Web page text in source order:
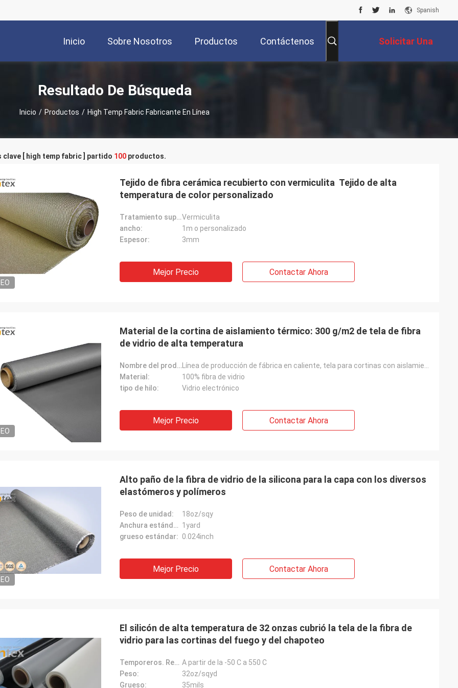
Spanish
Inicio Sobre Nosotros Productos Contáctenos Solicitar Una
Cotización
Resultado De Búsqueda
Inicio / Productos / High Temp Fabric Fabricante En Línea
clave [ high temp fabric ] partido 100 productos.
Tejido de fibra cerámica recubierto con vermiculita ️ Tejido de alta
temperatura de color personalizado
Tratamiento superficial:Vermiculita
ancho:
1m o personalizado
Espesor:
3mm
Mejor Precio Contactar Ahora
Material de la cortina de aislamiento térmico: 300 g/m2 de tela de fibra
de vidrio de alta temperatura
Nombre del producto:
Material:
100% fibra de vidrio
tipo de hilo:
Vidrio electrónico
Mejor Precio Contactar Ahora
Alto paño de la fibra de vidrio de la silicona para la capa con los diversos
elastómeros y polímeros
Peso de unidad:
18oz/sqy
Anchura estándar: 1yard
grueso estándar: 0.024inch
Mejor Precio Contactar Ahora
El silicón de alta temperatura de 32 onzas cubrió la tela de la fibra de
vidrio para las cortinas del fuego y del chapoteo
Temporeros. Resistencia: A partir de la -50 C a 550 C
Peso:
32oz/sqyd
Grueso:
35mils